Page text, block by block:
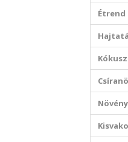
Étrend